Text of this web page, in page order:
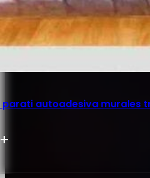
autoadesiva murales